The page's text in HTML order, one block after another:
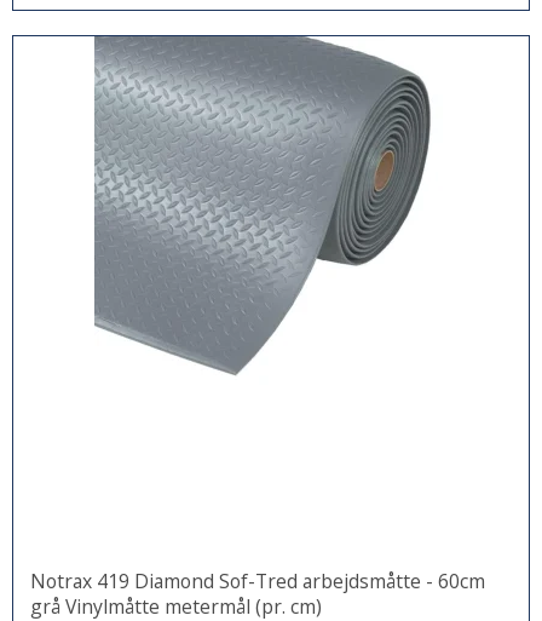
Notrax 419 Diamond Sof-Tred arbejdsmåtte - 60cm
grå Vinylmåtte metermål (pr. cm)